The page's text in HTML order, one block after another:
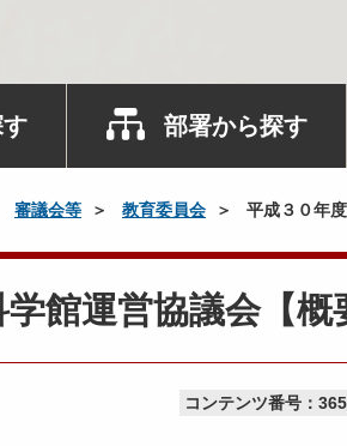
部署から探す
審議会等 教育委員会 平成３０年
館運営協議会【概
コンテンツ番号：